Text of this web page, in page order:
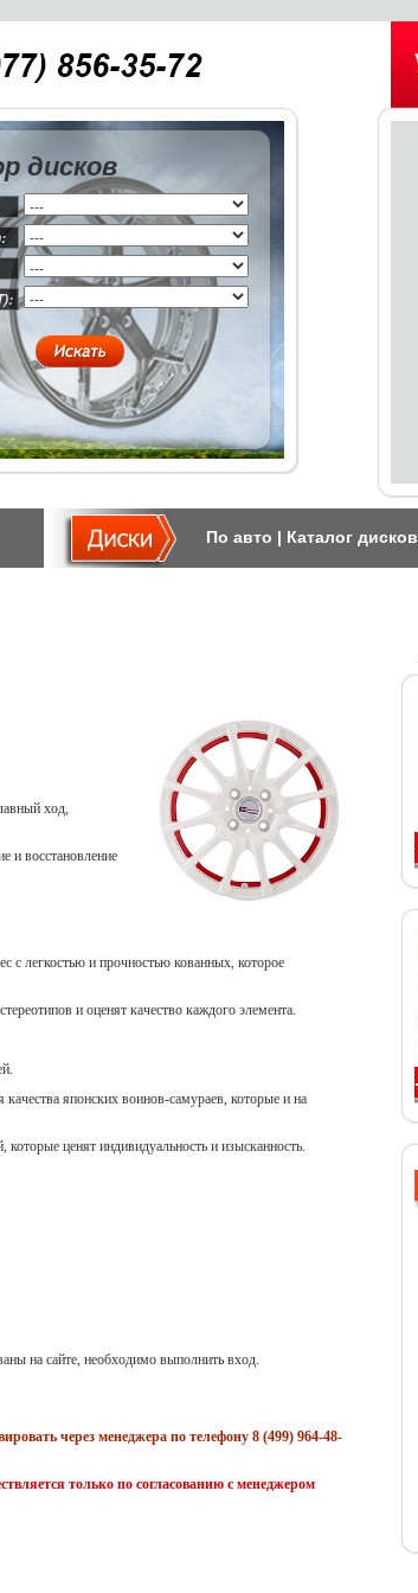
дисков
По авто | Каталог дисков
ход,
и восстановление
с легкостью и прочностью кованных, которое
и оценят качество каждого элемента.
японских воинов-самураев, которые и на
ценят индивидуальность и изысканность.
на сайте, необходимо выполнить вход.
через менеджера по телефону 8 (499) 964-48-
только по согласованию с менеджером